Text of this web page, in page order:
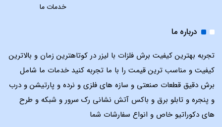
خدمات ما
درباره ما
تجربه بهترین کیفیت برش فلزات با لیزر در کوتاهترین زمان و بالاترین
کیفیت و مناسب ترین قیمت را با ما تجربه کنید خدمات ما شامل
برش دقیق قطعات صنعتی و سازه های فلزی و نرده و پارتیشن و درب
و پنجره و تابلو برق و باکس آتش نشانی رک سرور و شبکه و طرح
های دکوراتیو خاص و انواع سفارشات شما